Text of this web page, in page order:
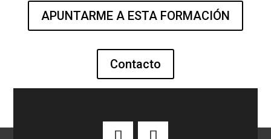
APUNTARME A ESTA FORMACIÓN
Contacto